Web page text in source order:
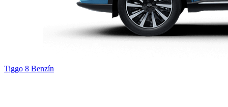
Tiggo 8 Benzín